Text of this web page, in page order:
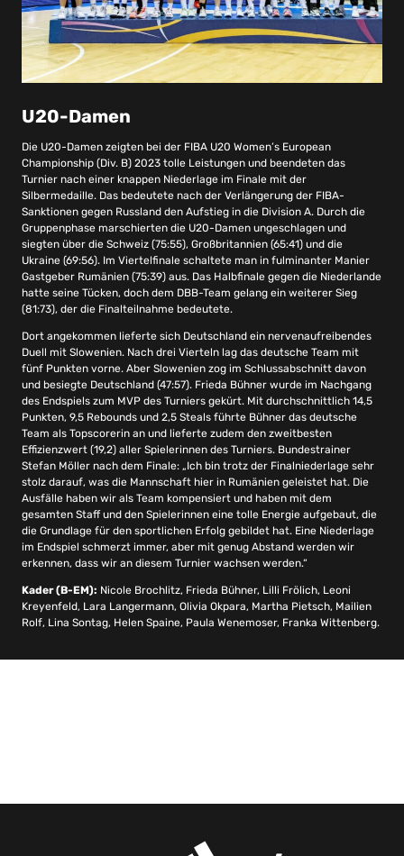
U20-Damen
Die U20-Damen zeigten bei der FIBA U20 Women’s European
Championship (Div. B) 2023 tolle Leistungen und beendeten das
Turnier nach einer knappen Niederlage im Finale mit der
Silbermedaille. Das bedeutete nach der Verlängerung der FIBA-
Sanktionen gegen Russland den Aufstieg in die Division A. Durch die
Gruppenphase marschierten die U20-Damen ungeschlagen und
siegten über die Schweiz (75:55), Großbritannien (65:41) und die
Ukraine (69:56). Im Viertelfinale schaltete man in fulminanter Manier
Gastgeber Rumänien (75:39) aus. Das Halbfinale gegen die Niederlande
hatte seine Tücken, doch dem DBB-Team gelang ein weiterer Sieg
(81:73), der die Finalteilnahme bedeutete.
Dort angekommen lieferte sich Deutschland ein nervenaufreibendes
Duell mit Slowenien. Nach drei Vierteln lag das deutsche Team mit
fünf Punkten vorne. Aber Slowenien zog im Schlussabschnitt davon
und besiegte Deutschland (47:57). Frieda Bühner wurde im Nachgang
des Endspiels zum MVP des Turniers gekürt. Mit durchschnittlich 14,5
Punkten, 9,5 Rebounds und 2,5 Steals führte Bühner das deutsche
Team als Topscorerin an und lieferte zudem den zweitbesten
Effizienzwert (19,2) aller Spielerinnen des Turniers. Bundestrainer
Stefan Möller nach dem Finale: „Ich bin trotz der Finalniederlage sehr
stolz darauf, was die Mannschaft hier in Rumänien geleistet hat. Die
Ausfälle haben wir als Team kompensiert und haben mit dem
gesamten Staff und den Spielerinnen eine tolle Energie aufgebaut, die
die Grundlage für den sportlichen Erfolg gebildet hat. Eine Niederlage
im Endspiel schmerzt immer, aber mit genug Abstand werden wir
erkennen, dass wir an diesem Turnier wachsen werden.“
Kader (B-EM): Nicole Brochlitz, Frieda Bühner, Lilli Frölich, Leoni
Kreyenfeld, Lara Langermann, Olivia Okpara, Martha Pietsch, Mailien
Rolf, Lina Sontag, Helen Spaine, Paula Wenemoser, Franka Wittenberg.